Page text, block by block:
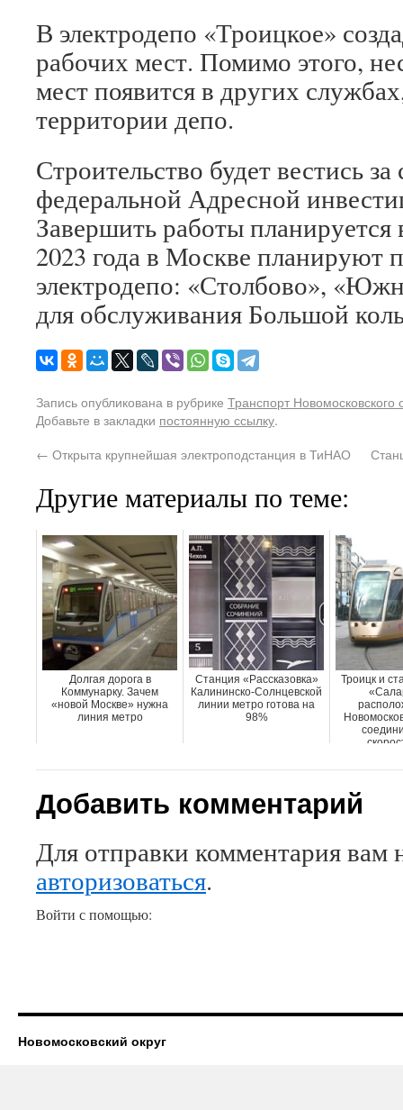
В электродепо «Троицкое»
рабочих мест. Помимо этого,
мест появится в других
территории депо.
Строительство будет вестись за
федеральной Адресной
Завершить работы планируется
2023 года в Москве планируют
электродепо: «Столбово»,
для обслуживания Большой
Запись опубликована в рубрике Транспорт Новомосковского
Добавьте в закладки постоянную ссылку.
← Открыта крупнейшая электроподстанция в ТиНАО
Другие материалы по теме:
Долгая дорога в
Коммунарку. Зачем
«новой Москве» нужна
линия метро
Станция «Рассказовка»
Калининско-Солнцевской
линии метро готова на
98%
Троицк и
Добавить комментарий
Для отправки комментария вам
авторизоваться.
Войти с помощью:
Новомосковский округ